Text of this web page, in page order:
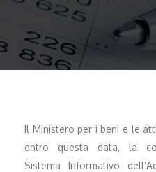
Il Ministero per i beni e le
entro questa data, la
Sistema Informativo